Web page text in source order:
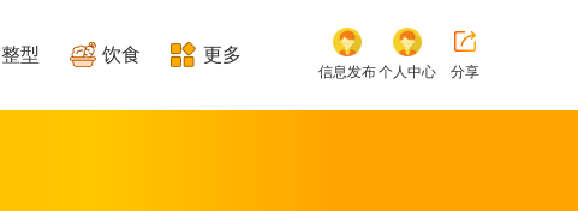
整型 饮食 更多
信息发布个人中心 分享